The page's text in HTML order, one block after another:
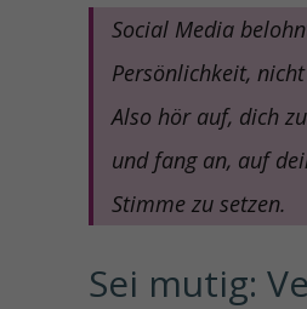
Social Media
Persönlichkeit,
Also hör auf, dich
und fang an, auf
Stimme zu setzen.
Sei mutig: